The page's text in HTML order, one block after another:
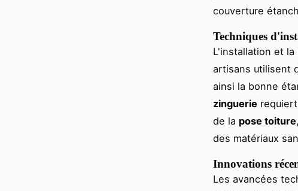
couverture
Techniques
L'installation et
artisans utilisent
ainsi la bonne
zinguerie
de la pose toiture
des matériaux
Innovations
Les avancées